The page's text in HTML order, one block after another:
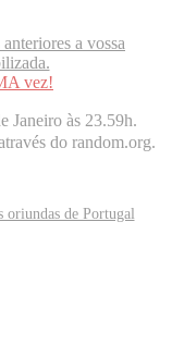
a vossa
vez!
Janeiro às 23.59h.
do random.org.
oriundas de Portugal